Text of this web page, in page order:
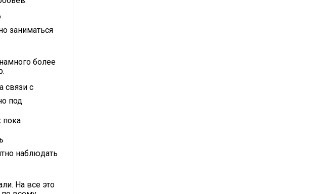
заниматься
более
связи с
под
пока
наблюдать
На все это